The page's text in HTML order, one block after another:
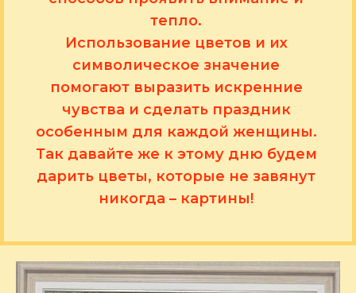
тепло.
Использование цветов и их
символическое значение
помогают выразить искренние
чувства и сделать праздник
особенным для каждой женщины.
Так давайте же к этому дню будем
дарить цветы, которые не завянут
никогда – картины!